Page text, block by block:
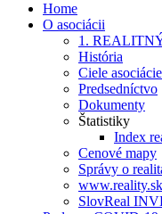
Home
O asociácii
1.
História
Ciele asociácie
Predsedníctvo
Dokumenty
Štatistiky
Index
Cenové mapy
Správy o
www.reality.sk
SlovReal